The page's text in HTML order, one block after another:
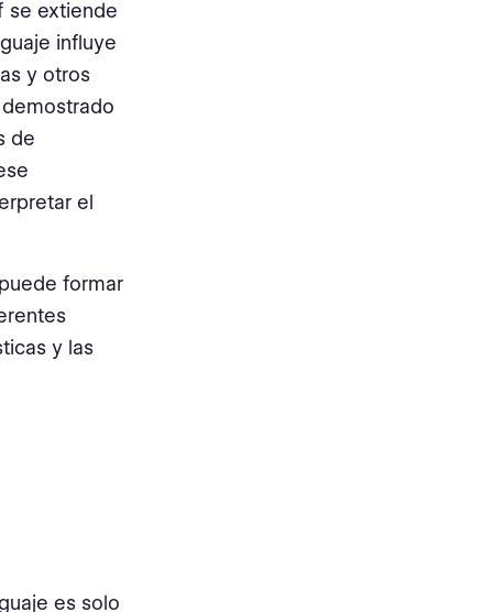
se extiende
influye
y otros
de
el
formar
y las
es solo